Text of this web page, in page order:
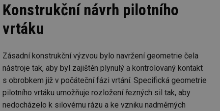
Konstrukční návrh pilotního
vrtáku
Zásadní konstrukční výzvou bylo navržení geometrie čela
nástroje tak, aby byl zajištěn plynulý a kontrolovaný kontakt
s obrobkem již v počáteční fázi vrtání. Specifická geometrie
pilotního vrtáku umožňuje rozložení řezných sil tak, aby
nedocházelo k silovému rázu a ke vzniku nadměrných